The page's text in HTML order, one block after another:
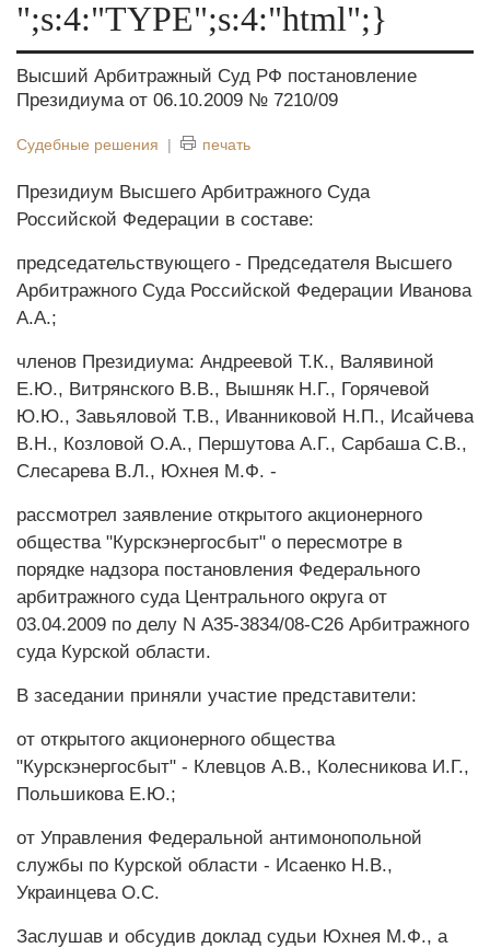
";s:4:"TYPE";s:4:"html";}
Высший Арбитражный Суд РФ постановление
Президиума от 06.10.2009 № 7210/09
Судебные решения | печать
Президиум Высшего Арбитражного Суда
Российской Федерации в составе:
председательствующего - Председателя Высшего
Арбитражного Суда Российской Федерации Иванова
А.А.;
членов Президиума: Андреевой Т.К., Валявиной
Е.Ю., Витрянского В.В., Вышняк Н.Г., Горячевой
Ю.Ю., Завьяловой Т.В., Иванниковой Н.П., Исайчева
В.Н., Козловой О.А., Першутова А.Г., Сарбаша С.В.,
Слесарева В.Л., Юхнея М.Ф. -
рассмотрел заявление открытого акционерного
общества "Курскэнергосбыт" о пересмотре в
порядке надзора постановления Федерального
арбитражного суда Центрального округа от
03.04.2009 по делу N А35-3834/08-С26 Арбитражного
суда Курской области.
В заседании приняли участие представители:
от открытого акционерного общества
"Курскэнергосбыт" - Клевцов А.В., Колесникова И.Г.,
Польшикова Е.Ю.;
от Управления Федеральной антимонопольной
службы по Курской области - Исаенко Н.В.,
Украинцева О.С.
Заслушав и обсудив доклад судьи Юхнея М.Ф., а